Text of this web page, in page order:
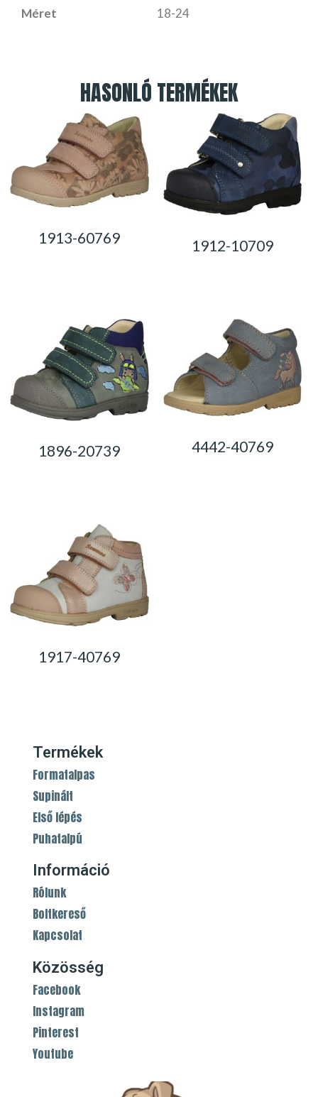
Méret
18-24
HASONLÓ TERMÉKEK
1913-60769 1912-10709
1896-20739 4442-40769
1917-40769
Termékek
Formatalpas
Supinált
Első lépés
Puhatalpú
Információ
Rólunk
Boltkereső
Kapcsolat
Közösség
Facebook
Instagram
Pinterest
Youtube